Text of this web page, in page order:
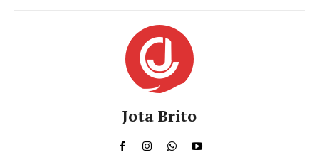
Jota Brito